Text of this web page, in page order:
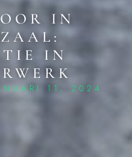
IN
IN
11, 2024